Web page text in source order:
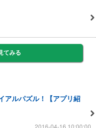
てみる
アルパズル！【アプリ紹
2016-04-16 10:00:00